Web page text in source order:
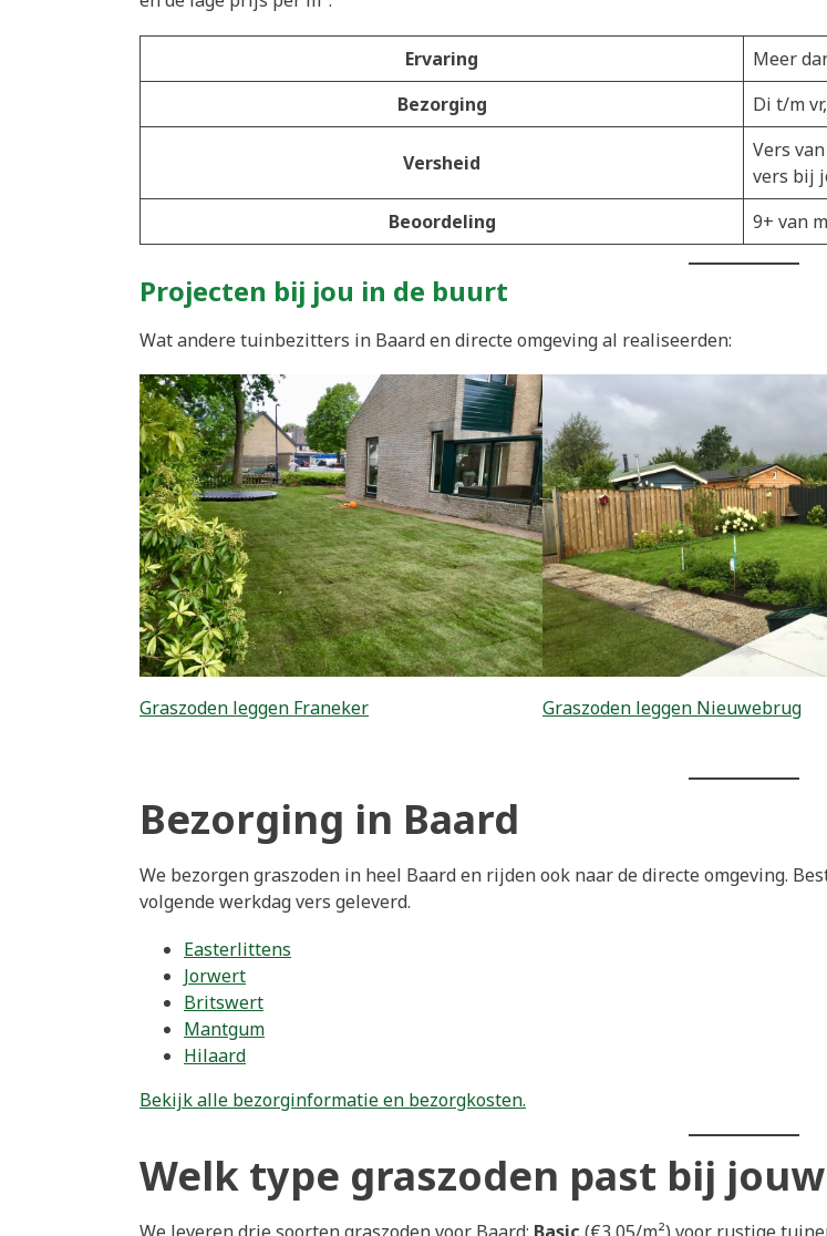
Ervaring
Meer
Bezorging
Di t/m
Versheid
Vers
vers bij
Beoordeling
9+ van
Projecten bij jou in de buurt
Wat andere tuinbezitters in Baard en directe omgeving al realiseerden:
Graszoden leggen Franeker Graszoden leggen Nieuwebrug
Bezorging in Baard
We bezorgen graszoden in heel Baard en rijden ook naar de directe omgeving.
volgende werkdag vers geleverd.
Easterlittens
Jorwert
Britswert
Mantgum
Hilaard
Bekijk alle bezorginformatie en bezorgkosten.
Welk type graszoden past bij